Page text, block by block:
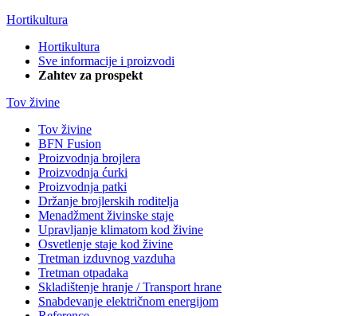
Hortikultura
Hortikultura
Sve informacije i proizvodi
Zahtev za prospekt
Tov živine
Tov živine
BFN Fusion
Proizvodnja brojlera
Proizvodnja ćurki
Proizvodnja patki
Držanje brojlerskih roditelja
Menadžment živinske staje
Upravljanje klimatom kod živine
Osvetlenje staje kod živine
Tretman izduvnog vazduha
Tretman otpadaka
Skladištenje hranje / Transport hrane
Snabdevanje električnom energijom